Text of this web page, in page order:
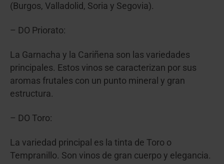
(Burgos, Valladolid, Soria y Segovia).
– DO Priorato:
La Garnacha y la Cariñena son las variedades
principales. Estos vinos se caracterizan por sus
aromas frutales con un punto mineral y gran
estructura.
– DO Toro:
La variedad principal es la tinta de Toro o
Tempranillo. Son vinos de gran cuerpo y elegancia.